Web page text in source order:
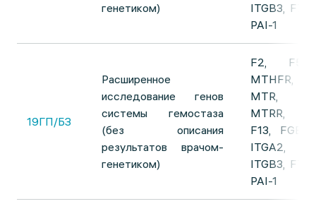
генетиком)
ITGВ3, F7,
PAI-1
19ГП/БЗ
Расширенное
исследование генов
системы гемостаза
(без описания
результатов врачом-
генетиком)
F2, F5,
MTHFR,
MTR,
MTRR,
F13, FGB,
ITGA2,
ITGВ3, F7,
PAI-1